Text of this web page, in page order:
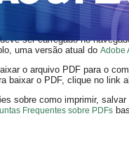
ser carregado no
uma versão atual do Adobe
o arquivo PDF para o
baixar o PDF, clique no link
sobre como imprimir,
Frequentes sobre PDFs